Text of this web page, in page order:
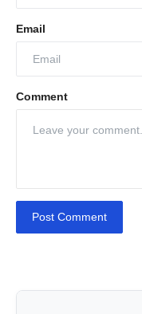
Email
Comment
Post Comment